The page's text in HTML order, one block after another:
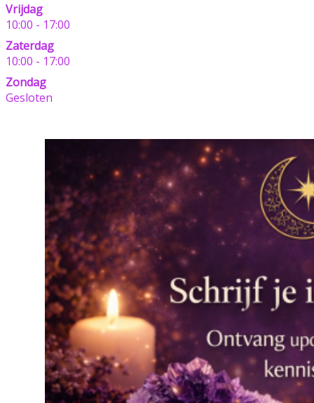
Vrijdag
10:00 - 17:00
Zaterdag
10:00 - 17:00
Zondag
Gesloten